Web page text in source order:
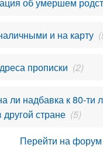
и на карту
прописки (2)
ли надбавка к 80-ти
стране (5)
Перейти на форум